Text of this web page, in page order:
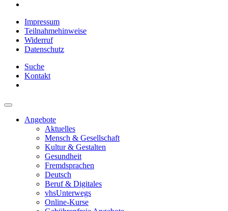
Impressum
Teilnahmehinweise
Widerruf
Datenschutz
Suche
Kontakt
Angebote
Aktuelles
Mensch & Gesellschaft
Kultur & Gestalten
Gesundheit
Fremdsprachen
Deutsch
Beruf & Digitales
vhsUnterwegs
Online-Kurse